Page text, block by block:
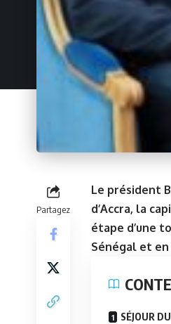
Partagez
Le président
d’Accra, la
étape d’une
Sénégal et en
SÉJOUR